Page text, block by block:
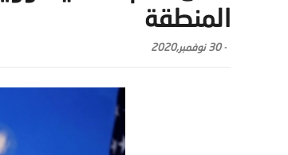
المنطقة
-30 نوفمبر,2020